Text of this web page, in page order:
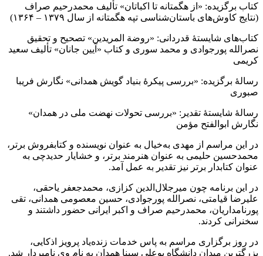
کتاب برگزیده: «از هگمتانه تا اکباتان» تألیف محمدرحیم صراف
(نتایج کاوش‌های باستان‌شناسی تپه هگمتانه از سال ۱۳۷۹ – ۱۳۶۴)
کتاب‌های شایستۀ قدردانی: «روضة المریدین» تصحیح و تحقیق
نصرالله پورجوادی و محمد سوری و کتاب «آیین جانان» تألیف سعید
کریمی
رسالۀ برگزیده: «بررسی پیکرۀ بنیاد گویش همدانی» نگارش فریبا
صبوری
رسالۀ شایستۀ تقدیر: «بررسی تحولات نهضت ملی در همدان»
نگارش ابوالفتح مؤمن
در این مراسم از مهدی به‌خیال به عنوان نویسنده و کتابفروش برتر،
محمدحسین حلیمی به عنوان هنرمند برتر، و خشایار حدیدچی به
عنوان کتابدار برتر نیز تقدیر به عمل آمد.
در این برنامه چون میرجلال‌الدین کزازی، محمدجعفر یاحقی،
علیرضا قیامتی، نصرالله پورجوادی، حسین معصومی همدانی، تقی
پورنامداریان، محمدرحیم صراف و اکبر ایرانی حضور داشتند و
سخنرانی کردند.
در روز برگزاری مراسم به پاس خدمات زنده‌یاد پرویز اذکایی،
بزرگترین میدان دانشگاه بوعلی سینا همدان به نام وی نامبردار شد.